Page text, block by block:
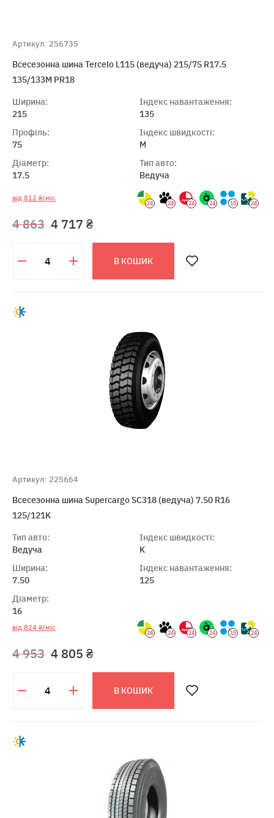
Артикул: 256735
Всесезонна шина Tercelo L115 (ведуча) 215/75 R17.5
135/133M PR18
Ширина:
215
Профіль:
75
Діаметр:
17.5
Індекс навантаження:
135
Індекс швидкості:
M
Тип авто:
Ведуча
від 812 ₴/міс
24 24 24 24 15 24
4 863 4 717 ₴
В КОШИК
Артикул: 225664
Всесезонна шина Supercargo SC318 (ведуча) 7.50 R16
125/121K
Тип авто:
Ведуча
Ширина:
7.50
Діаметр:
16
Індекс швидкості:
K
Індекс навантаження:
125
від 824 ₴/міс
24 24 24 24 15 24
4 953 4 805 ₴
В КОШИК